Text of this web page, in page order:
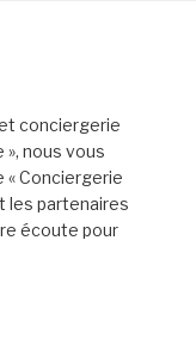
conciergerie
», nous vous
Conciergerie
les partenaires
écoute pour